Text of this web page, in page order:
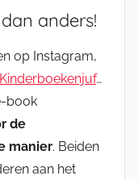
anders!
op Instagram,
Kinderboekenjuf…
book
de
manier. Beiden
aan het